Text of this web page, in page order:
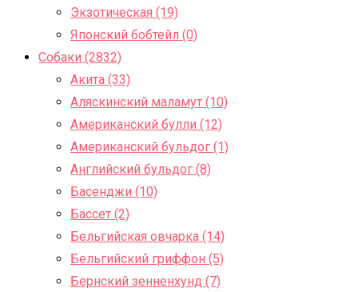
Экзотическая (19)
Японский бобтейл (0)
Собаки (2832)
Акита (33)
Аляскинский маламут (10)
Американский булли (12)
Американский бульдог (1)
Английский бульдог (8)
Басенджи (10)
Бассет (2)
Бельгийская овчарка (14)
Бельгийский гриффон (5)
Бернский зенненхунд (7)